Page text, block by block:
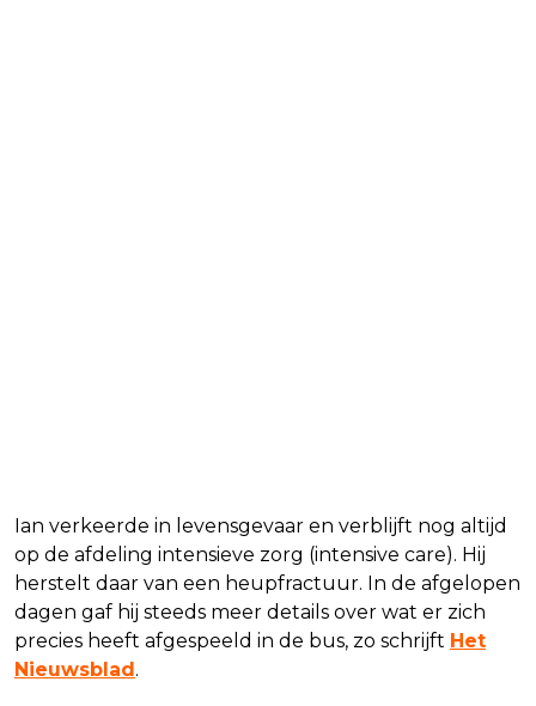
Ian verkeerde in levensgevaar en verblijft nog altijd
op de afdeling intensieve zorg (intensive care). Hij
herstelt daar van een heupfractuur. In de afgelopen
dagen gaf hij steeds meer details over wat er zich
precies heeft afgespeeld in de bus, zo schrijft Het
Nieuwsblad .